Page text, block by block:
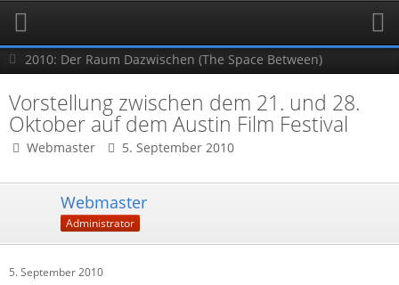
2010: Der Raum Dazwischen (The Space Between)
Vorstellung zwischen dem 21. und 28.
Oktober auf dem Austin Film Festival
Webmaster 5. September 2010
Webmaster
Administrator
5. September 2010